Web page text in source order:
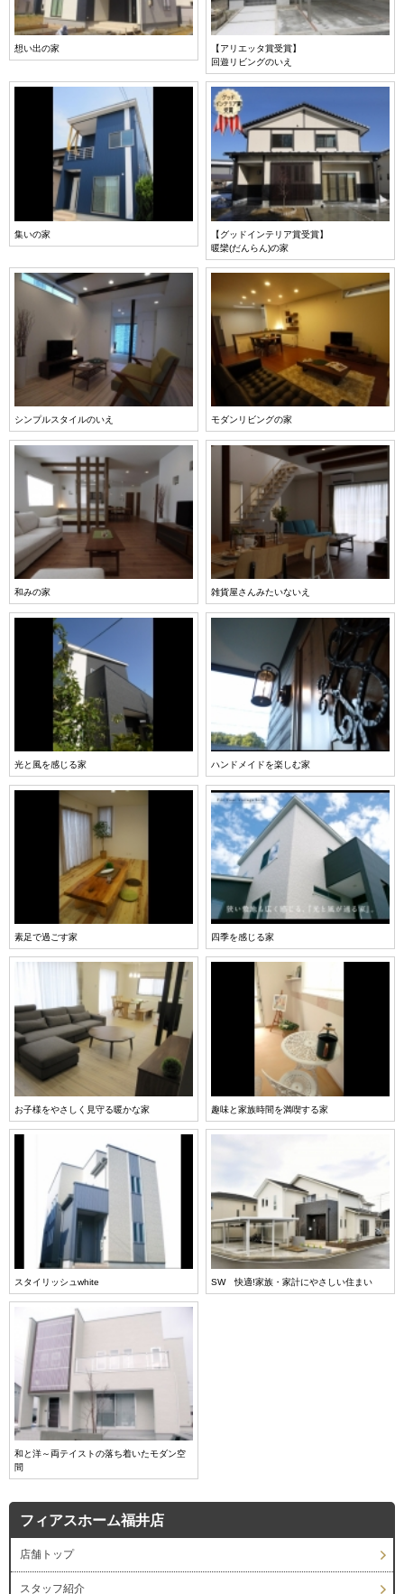
想い出の家
【アリエッタ賞受賞】
回遊リビングのいえ
集いの家
【グッドインテリア賞受賞】
暖欒(だんらん)の家
シンプルスタイルのいえ モダンリビングの家
和みの家 雑貨屋さんみたいないえ
光と風を感じる家 ハンドメイドを楽しむ家
素足で過ごす家 四季を感じる家
お子様をやさしく見守る暖かな家 趣味と家族時間を満喫する家
スタイリッシュwhite SW 快適!家族・家計にやさしい住まい
和と洋～両テイストの落ち着いたモダン空
間
フィアスホーム福井店
店舗トップ
スタッフ紹介